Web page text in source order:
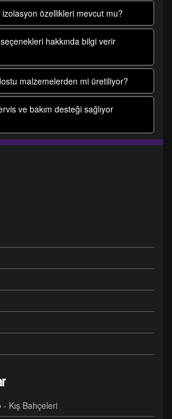
özellikleri mevcut mu?
hakkında bilgi verir
malzemelerden mi üretiliyor?
ve bakım desteği sağlıyor
Kış Bahçeleri